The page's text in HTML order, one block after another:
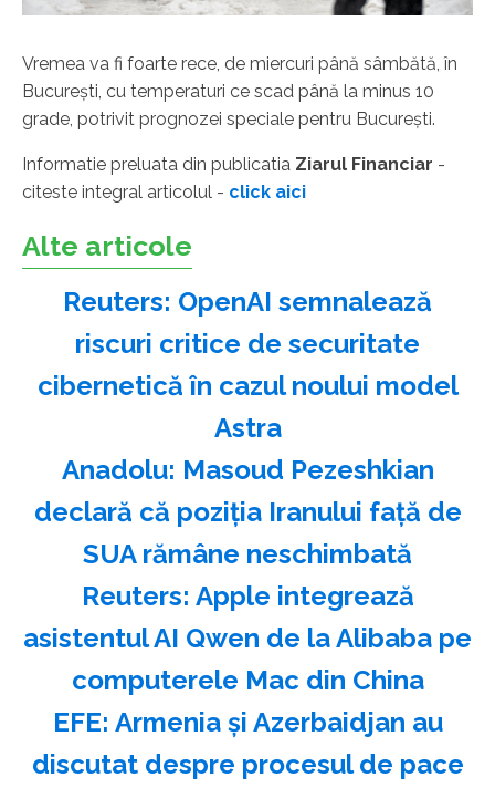
Vremea va fi foarte rece, de miercuri până sâmbătă, în
Bucureşti, cu temperaturi ce scad până la minus 10
grade, potrivit prognozei speciale pentru Bucureşti.
Informatie preluata din publicatia Ziarul Financiar -
citeste integral articolul - click aici
Alte articole
Reuters: OpenAI semnalează
riscuri critice de securitate
cibernetică în cazul noului model
Astra
Anadolu: Masoud Pezeshkian
declară că poziţia Iranului faţă de
SUA rămâne neschimbată
Reuters: Apple integrează
asistentul AI Qwen de la Alibaba pe
computerele Mac din China
EFE: Armenia şi Azerbaidjan au
discutat despre procesul de pace